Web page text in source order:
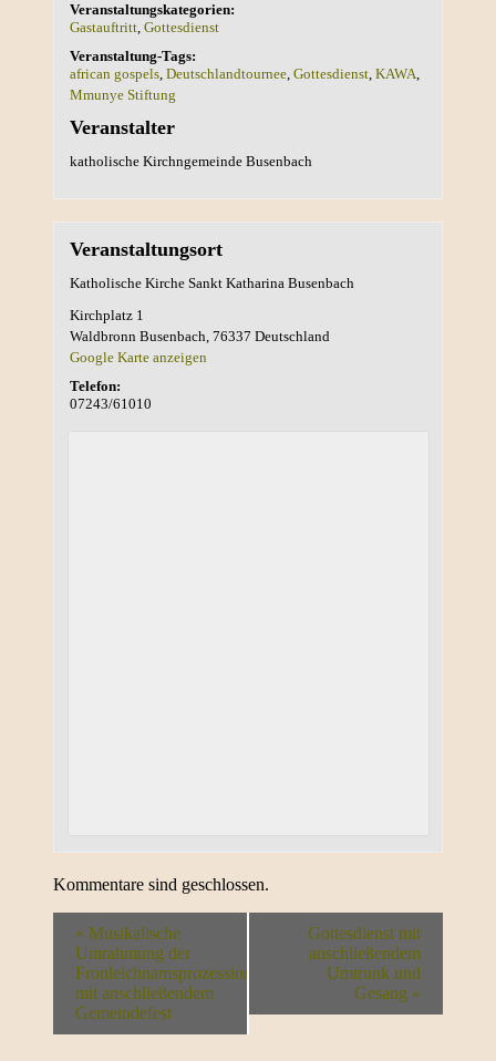
Veranstaltungskategorien:
Gastauftritt, Gottesdienst
Veranstaltung-Tags:
african gospels, Deutschlandtournee, Gottesdienst, KAWA,
Mmunye Stiftung
Veranstalter
katholische Kirchngemeinde Busenbach
Veranstaltungsort
Katholische Kirche Sankt Katharina Busenbach
Kirchplatz 1
Waldbronn Busenbach, 76337 Deutschland
Google Karte anzeigen
Telefon:
07243/61010
Kommentare sind geschlossen.
« Musikalische
Umrahmung der
Fronleichnamsprozession
mit anschließendem
Gemeindefest
Gottesdienst mit
anschließendem
Umtrunk und
Gesang »